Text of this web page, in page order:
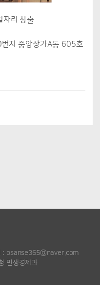
자리 창출
지 중앙상가A동 605호
: osanse365@naver.com
민생경제과